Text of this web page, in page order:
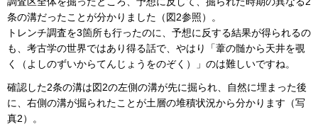
条の溝だったことが分かりました（図2参照）。
トレンチ調査を3箇所も行ったのに、予想に反する結果が得られるの
も、考古学の世界ではあり得る話で、やはり「葦の髄から天井を覗
く（よしのずいからてんじょうをのぞく）」のは難しいですね。
確認した2条の溝は図2の左側の溝が先に掘られ、自然に埋まった後
に、右側の溝が掘られたことが土層の堆積状況から分かります（写
真2）。